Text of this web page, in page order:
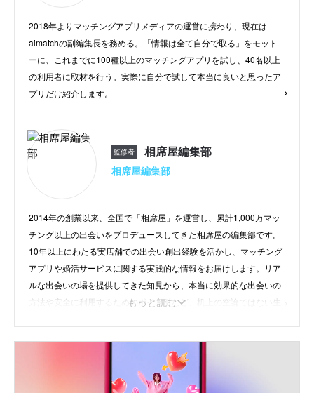
2018年よりマッチングアプリメディアの運営に携わり、現在は
aimatchの副編集長を務める。「情報は全て自分で取る」をモット
ーに、これまでに100種以上のマッチングアプリを試し、40名以上
の利用者に取材を行う。実際に自分で試して本当に良いと思ったア
プリだけ紹介します。
監修者 相席屋編集部
相席屋編集部
2014年の創業以来、全国で「相席屋」を運営し、累計1,000万マッ
チング以上の出会いをプロデュースしてきた相席屋の編集部です。
10年以上にわたる実店舗での出会い創出経験を活かし、マッチング
アプリや婚活サービスに関する実践的な情報をお届けします。リア
ルな出会いの場を提供してきた知見から、本当に効果的な出会いの
方法や安全に利用するためのポイントなど、机上の空論ではない生
instagram/ 公式HP
もっと読む